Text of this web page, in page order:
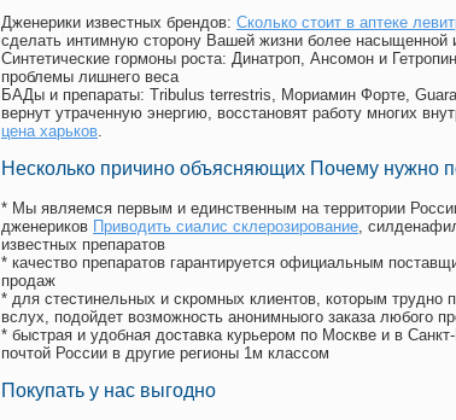
Дженерики известных брендов: Сколько стоит в аптеке
сделать интимную сторону Вашей жизни более насыщенной
Синтетические гормоны роста: Динатроп, Ансомон и
проблемы лишнего веса
БАДы и препараты: Tribulus terrestris, Мориамин Форте,
вернут утраченную энергию, восстановят работу многих
цена харьков.
Несколько причино объясняющих Почему нужно
* Мы являемся первым и единственным на территории
дженериков Приводить сиалис склерозирование,
известных препаратов
* качество препаратов гарантируется официальным
продаж
* для стестинельных и скромных клиентов, которым трудно
вслух, подойдет возможность анонимныого заказа любого
* быстрая и удобная доставка курьером по Москве и в
почтой России в другие регионы 1м классом
Покупать у нас выгодно